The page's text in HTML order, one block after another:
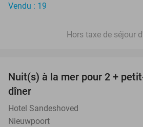
Vendu : 19
Hors taxe de séjour
Nuit(s) à la mer pour 2 +
dîner
Hotel Sandeshoved
Nieuwpoort